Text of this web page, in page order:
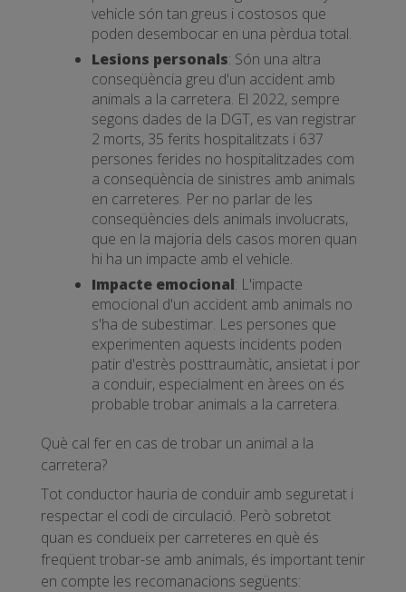
vehicle són tan greus i costosos que
poden desembocar en una pèrdua total.
Lesions personals: Són una altra
conseqüència greu d'un accident amb
animals a la carretera. El 2022, sempre
segons dades de la DGT, es van registrar
2 morts, 35 ferits hospitalitzats i 637
persones ferides no hospitalitzades com
a conseqüència de sinistres amb animals
en carreteres. Per no parlar de les
conseqüències dels animals involucrats,
que en la majoria dels casos moren quan
hi ha un impacte amb el vehicle.
Impacte emocional: L'impacte
emocional d'un accident amb animals no
s'ha de subestimar. Les persones que
experimenten aquests incidents poden
patir d'estrès posttraumàtic, ansietat i por
a conduir, especialment en àrees on és
probable trobar animals a la carretera.
Què cal fer en cas de trobar un animal a la
carretera?
Tot conductor hauria de conduir amb seguretat i
respectar el codi de circulació. Però sobretot
quan es condueix per carreteres en què és
freqüent trobar-se amb animals, és important tenir
en compte les recomanacions següents: